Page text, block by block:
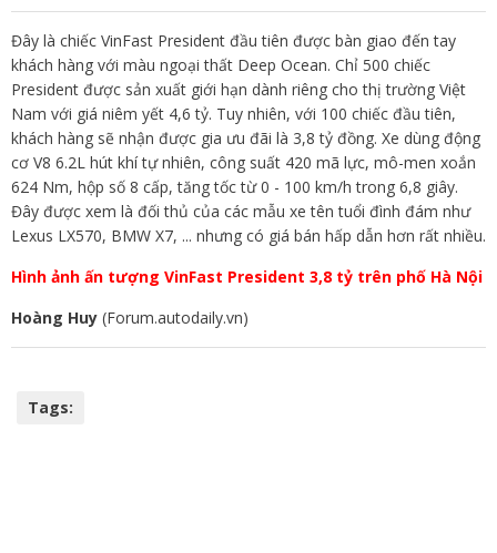
Đây là chiếc VinFast President đầu tiên được bàn giao đến tay
khách hàng với màu ngoại thất Deep Ocean. Chỉ 500 chiếc
President được sản xuất giới hạn dành riêng cho thị trường Việt
Nam với giá niêm yết 4,6 tỷ. Tuy nhiên, với 100 chiếc đầu tiên,
khách hàng sẽ nhận được gia ưu đãi là 3,8 tỷ đồng. Xe dùng động
cơ V8 6.2L hút khí tự nhiên, công suất 420 mã lực, mô-men xoắn
624 Nm, hộp số 8 cấp, tăng tốc từ 0 - 100 km/h trong 6,8 giây.
Đây được xem là đối thủ của các mẫu xe tên tuổi đình đám như
Lexus LX570, BMW X7, ... nhưng có giá bán hấp dẫn hơn rất nhiều.
Hình ảnh ấn tượng VinFast President 3,8 tỷ trên phố Hà Nội
Hoàng Huy (Forum.autodaily.vn)
Tags: